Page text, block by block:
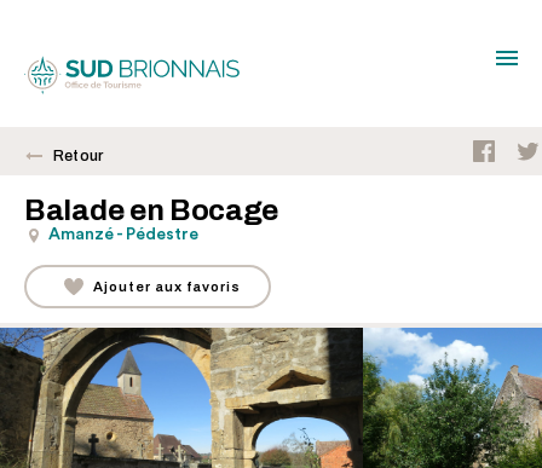
Retour
Balade en Bocage
Amanzé - Pédestre
Ajouter aux favoris